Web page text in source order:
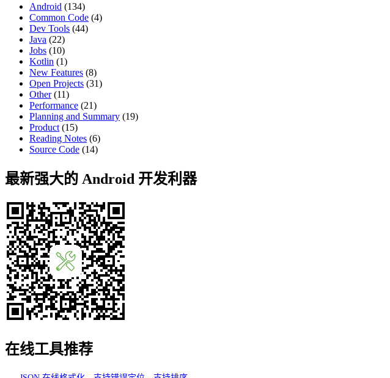
Android (134)
Common Code (4)
Dev Tools (44)
Java (22)
Jobs (10)
Kotlin (1)
New Features (8)
Open Projects (31)
Other(11)
Performance (21)
Planning and Summary (19)
Product (15)
Reading Notes (6)
Source Code (14)
最新强大的 Android 开发利器
在线工具推荐